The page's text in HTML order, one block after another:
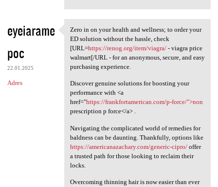
eyeiarame
poc
22.01.2025
Adres
Zero in on your health and
Zero in on your health and wellness; to order your
ED solution without the hassle, check
[URL=https://renog.org/item/viagra/- viagra price
walmart[/URL - for an anonymous, secure, and easy
purchasing experience.
Discover genuine solutions for boosting your
performance with <a
href="https://frankfortamerican.com/p-force/">non
prescription p force</a> .
Navigating the complicated world of remedies for
baldness can be daunting. Thankfully, options like
https://americanazachary.com/generic-cipro/offer
a trusted path for those looking to reclaim their
locks.
Overcoming thinning hair is now easier than ever